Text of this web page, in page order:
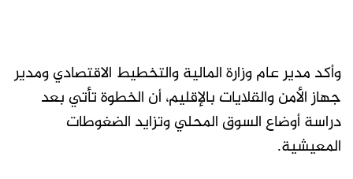
وأكد مدير عام وزارة المالية والتخطيط الاقتصادي ومدير
جهاز الأمن والقلايات بالإقليم، أن الخطوة تأتي بعد
دراسة أوضاع السوق المحلي وتزايد الضغوطات
المعيشية.